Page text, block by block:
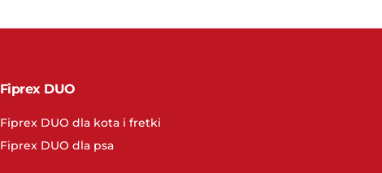
Fiprex DUO
Fiprex DUO dla kota i fretki
Fiprex DUO dla psa